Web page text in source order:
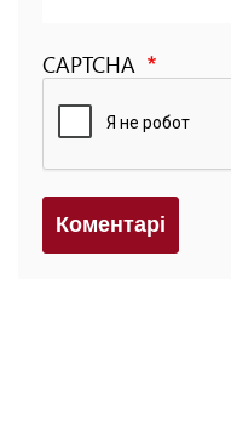
CAPTCHA
Коментарi